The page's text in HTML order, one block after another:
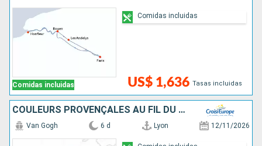
Comidas incluidas US$ 1,636 Tasas incluidas
Comidas incluidas
COULEURS PROVENÇALES AU FIL DU RHÔNE
Van Gogh 6 d Lyon 12/11/2026